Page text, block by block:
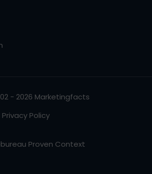
- 2026 Marketingfacts
Privacy Policy
Proven Context